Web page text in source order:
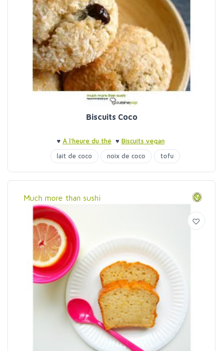
Biscuits Coco
♥ À l'heure du thé ♥ Biscuits vegan
lait de coco
noix de coco tofu
Much more than sushi